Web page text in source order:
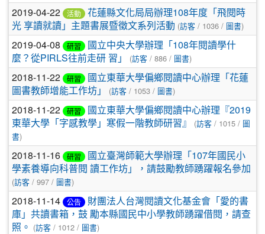
2019-04-22 活動
花蓮縣文化局局辦理108年度「飛閱時
光 享讀就讀」主題書展暨徵文系列活動 (訪客 / 1036 / 圖書)
2019-04-08 研習
國立中央大學辦理「108年閱讀學什
麼？從PIRLS往前走研 習」
(訪客 / 886 / 圖書)
2018-11-22 研習
國立東華大學偏鄉閱讀中心辦理「花蓮
圖書教師增能工作坊」
(訪客 / 1053 / 圖書)
2018-11-22 研習
國立東華大學偏鄉閱讀中心辦理『2019
東華大學「字感教學」寒假一階教師研習』
(訪客 / 1015 / 圖
書)
2018-11-16 研習
國立臺灣師範大學辦理「107年國民小
學素養導向科普閱 讀工作坊」，請鼓勵教師踴躍報名參加
(訪客 / 997 / 圖書)
2018-11-14 公告
財團法人台灣閱讀文化基金會「愛的書
庫」共讀書箱，鼓 勵本縣國民中小學教師踴躍借閱，請查
照。 (訪客 / 1012 / 圖書)